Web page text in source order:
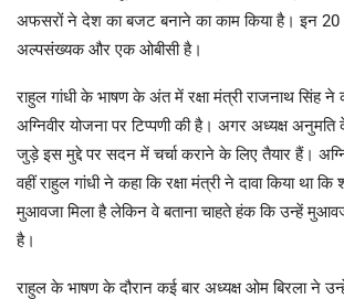
अफसरों ने देश का बजट बनाने का काम किया है। इन
अल्पसंख्यक और एक ओबीसी है।
राहुल गांधी के भाषण के अंत में रक्षा मंत्री राजनाथ सिंह ने
अग्निवीर योजना पर टिप्पणी की है। अगर अध्यक्ष अनुमति
जुड़े इस मुद्दे पर सदन में चर्चा कराने के लिए तैयार हैं।
वहीं राहुल गांधी ने कहा कि रक्षा मंत्री ने दावा किया था कि
मुआवजा मिला है लेकिन वे बताना चाहते हंक कि उन्हें
है।
राहुल के भाषण के दौरान कई बार अध्यक्ष ओम बिरला ने